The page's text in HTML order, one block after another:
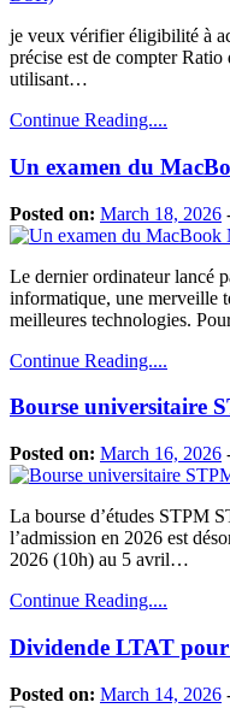
je veux vérifier éligibilité à
précise est de compter
utilisant…
Continue Reading....
Un examen du
Posted on: March 18, 2026
Le dernier ordinateur lancé
informatique, une merveille
meilleures technologies.
Continue Reading....
Bourse universitaire
Posted on: March 16, 2026
La bourse d’études STPM
l’admission en 2026 est
2026 (10h) au 5 avril…
Continue Reading....
Dividende LTAT
Posted on: March 14, 2026